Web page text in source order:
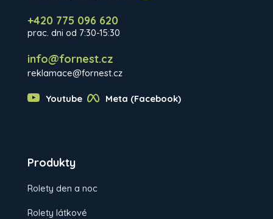
+420 775 096 620
prac. dni od 7:30-15:30
info@fornest.cz
reklamace@fornest.cz
Youtube Meta (Facebook)
Produkty
Rolety den a noc
Rolety látkové